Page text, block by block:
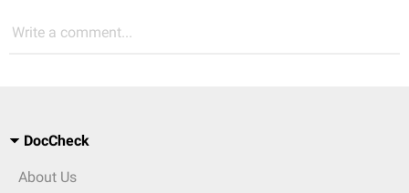
Write a comment...
DocCheck
About Us